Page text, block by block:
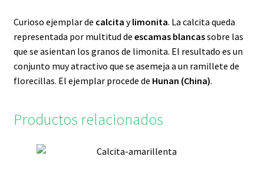
Curioso ejemplar de calcita ylimonita. La calcita queda
representada por multitud de escamas blancassobre las
que se asientan los granos de limonita. El resultado es un
conjunto muy atractivo que se asemeja a un ramillete de
florecillas. El ejemplar procede de Hunan (China).
Productos relacionados